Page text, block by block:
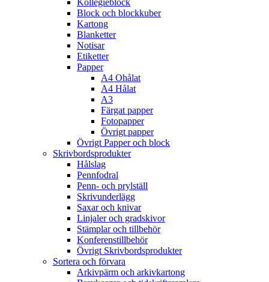
Kollegieblock
Block och blockkuber
Kartong
Blanketter
Notisar
Etiketter
Papper
A4 Ohålat
A4 Hålat
A3
Färgat papper
Fotopapper
Övrigt papper
Övrigt Papper och block
Skrivbordsprodukter
Hålslag
Pennfodral
Penn- och prylställ
Skrivunderlägg
Saxar och knivar
Linjaler och gradskivor
Stämplar och tillbehör
Konferenstillbehör
Övrigt Skrivbordsprodukter
Sortera och förvara
Arkivpärm och arkivkartong